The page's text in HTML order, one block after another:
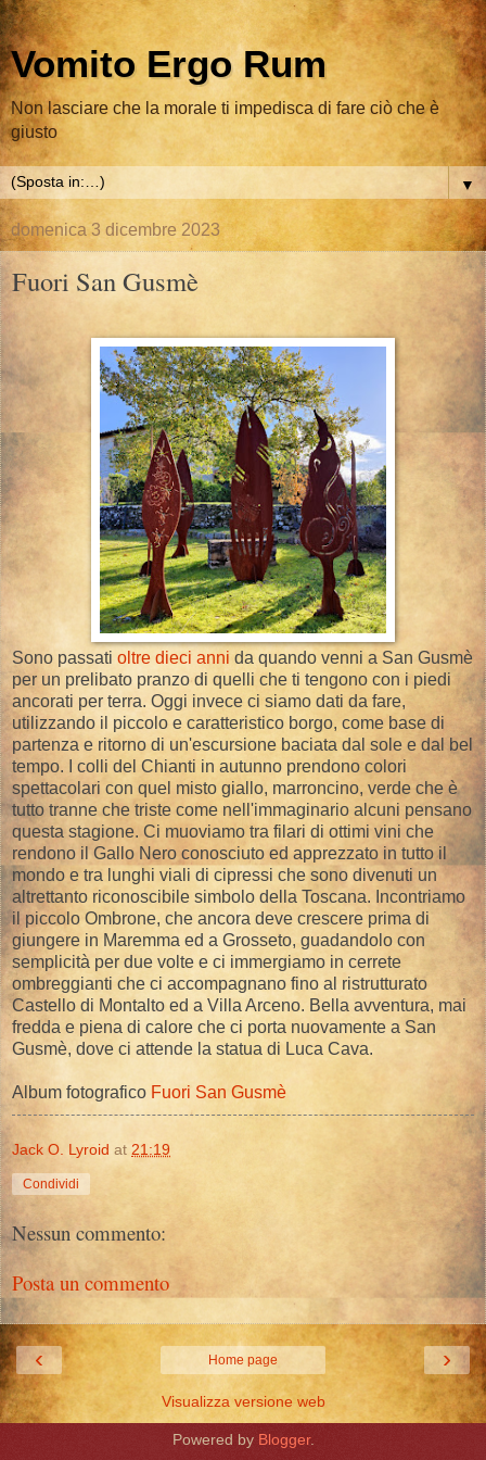
Vomito Ergo Rum
Non lasciare che la morale ti impedisca di fare ciò che è
giusto
▼
domenica 3 dicembre 2023
Fuori San Gusmè
Sono passati oltre dieci anni da quando venni a San Gusmè
per un prelibato pranzo di quelli che ti tengono con i piedi
ancorati per terra. Oggi invece ci siamo dati da fare,
utilizzando il piccolo e caratteristico borgo, come base di
partenza e ritorno di un'escursione baciata dal sole e dal bel
tempo. I colli del Chianti in autunno prendono colori
spettacolari con quel misto giallo, marroncino, verde che è
tutto tranne che triste come nell'immaginario alcuni pensano
questa stagione. Ci muoviamo tra filari di ottimi vini che
rendono il Gallo Nero conosciuto ed apprezzato in tutto il
mondo e tra lunghi viali di cipressi che sono divenuti un
altrettanto riconoscibile simbolo della Toscana. Incontriamo
il piccolo Ombrone, che ancora deve crescere prima di
giungere in Maremma ed a Grosseto, guadandolo con
semplicità per due volte e ci immergiamo in cerrete
ombreggianti che ci accompagnano fino al ristrutturato
Castello di Montalto ed a Villa Arceno. Bella avventura, mai
fredda e piena di calore che ci porta nuovamente a San
Gusmè, dove ci attende la statua di Luca Cava.
Album fotografico Fuori San Gusmè
Jack O. Lyroid at 21:19
Condividi
Nessun commento:
Posta un commento
‹ ›
Home page
Visualizza versione web
Powered by Blogger.